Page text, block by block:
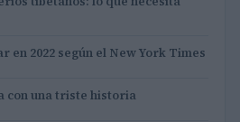
en 2022 según el New York Times
con una triste historia